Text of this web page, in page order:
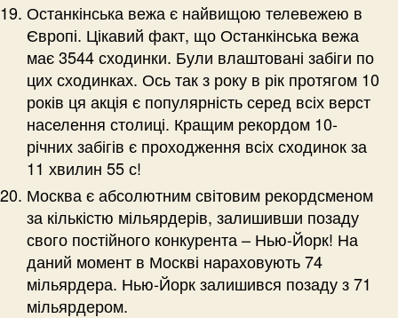
Останкінська вежа є найвищою телевежею в
Європі. Цікавий факт, що Останкінська вежа
має 3544 сходинки. Були влаштовані забіги по
цих сходинках. Ось так з року в рік протягом 10
років ця акція є популярність серед всіх верст
населення столиці. Кращим рекордом 10-
річних забігів є проходження всіх сходинок за
11 хвилин 55 с!
Москва є абсолютним світовим рекордсменом
за кількістю мільярдерів, залишивши позаду
свого постійного конкурента – Нью-Йорк! На
даний момент в Москві нараховують 74
мільярдера. Нью-Йорк залишився позаду з 71
мільярдером.